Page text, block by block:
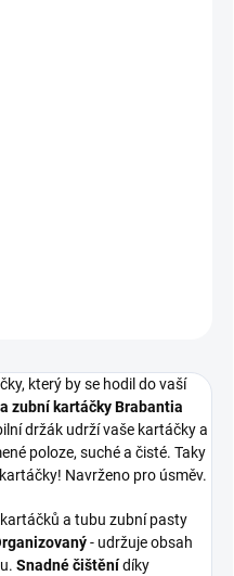
který by se hodil do vaší
zubní kartáčky Brabantia
držák udrží vaše kartáčky a
poloze, suché a čisté. Taky
Navrženo pro úsměv.
a tubu zubní pasty
- udržuje obsah
Snadné čištěnídíky